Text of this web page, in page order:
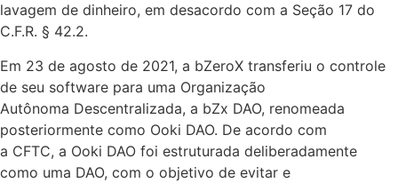
lavagem de dinheiro, em desacordo com a Seção 17 do
C.F.R. § 42.2.
Em 23 de agosto de 2021, a bZeroX transferiu o controle
de seu software para uma Organização
Autônoma Descentralizada, a bZx DAO, renomeada
posteriormente como Ooki DAO. De acordo com
a CFTC, a Ooki DAO foi estruturada deliberadamente
como uma DAO, com o objetivo de evitar e